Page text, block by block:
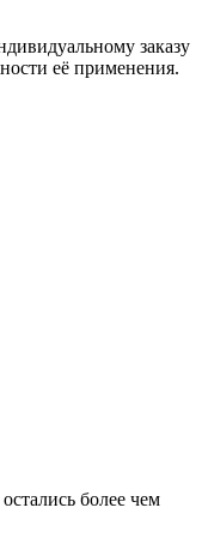
заказу
её применения.
более чем